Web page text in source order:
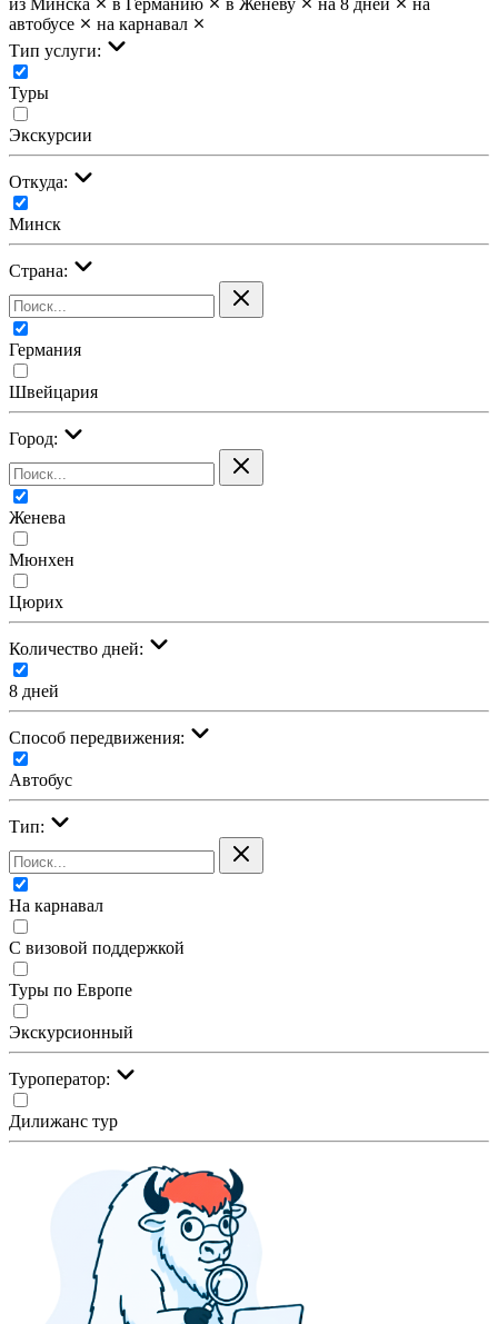
автобусе
на карнавал
Тип услуги:
Туры
Экскурсии
Откуда:
Минск
Страна:
Германия
Швейцария
Город:
Женева
Мюнхен
Цюрих
Количество дней:
8 дней
Cпособ передвижения:
Автобус
Тип:
На карнавал
С визовой поддержкой
Туры по Европе
Экскурсионный
Туроператор:
Дилижанс тур